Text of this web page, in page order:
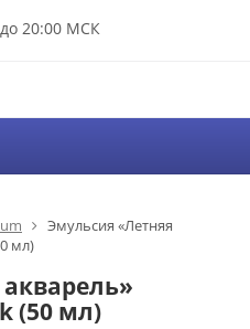
20:00 МСК
Эмульсия «Летняя
мл)
(50 мл)